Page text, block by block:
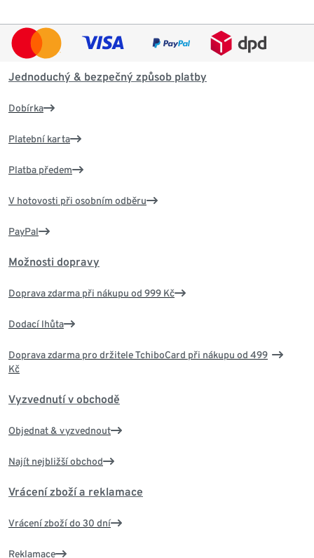
Jednoduchý & bezpečný způsob platby
Dobírka
Platební karta
Platba předem
V hotovosti při osobním odběru
PayPal
Možnosti dopravy
Doprava zdarma při nákupu od 999 Kč
Dodací lhůta
Doprava zdarma pro držitele TchiboCard při nákupu od 499
Kč
Vyzvednutí v obchodě
Objednat & vyzvednout
Najít nejbližší obchod
Vrácení zboží a reklamace
Vrácení zboží do 30 dní
Reklamace